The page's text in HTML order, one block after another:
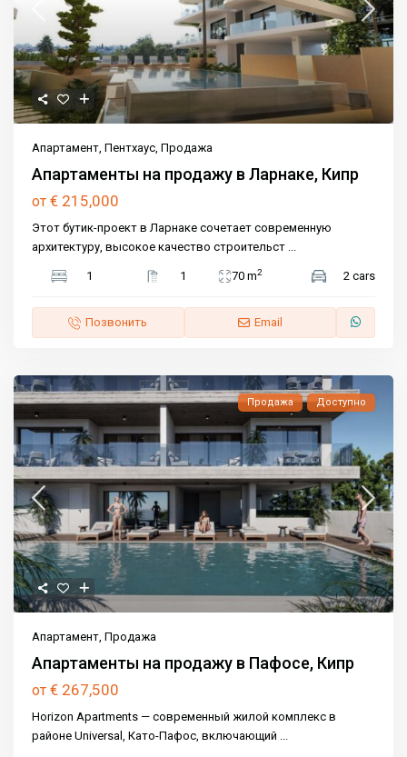
Апартамент,Пентхаус,Продажа
Апартаменты на продажу в Ларнаке, Кипр
от € 215,000
Этот бутик-проект в Ларнаке сочетает современную
архитектуру, высокое качество строительст ...
1 1 70 m2 2 cars
Позвонить Email
Продажа Доступно
Апартамент,Продажа
Апартаменты на продажу в Пафосе, Кипр
от € 267,500
Horizon Apartments — современный жилой комплекс в
районе Universal, Като-Пафос, включающий ...